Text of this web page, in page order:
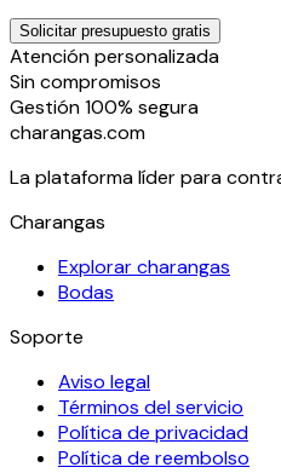
Solicitar presupuesto gratis
Atención personalizada
Sin compromisos
Gestión 100% segura
charangas.com
La plataforma líder para
Charangas
Explorar charangas
Bodas
Soporte
Aviso legal
Términos del servicio
Política de privacidad
Política de reembolso